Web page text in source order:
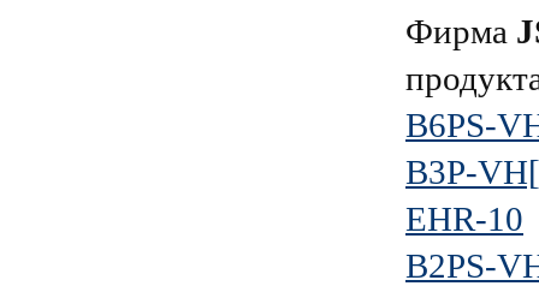
Фирма
B6PS-
B3P-
EHR-10
B2PS-